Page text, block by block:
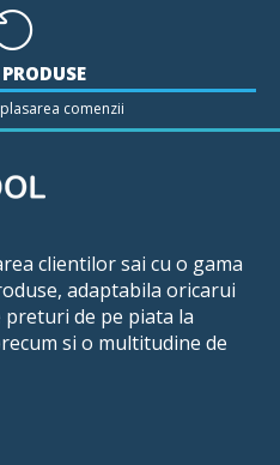
comenzii
clientilor sai cu o gama
adaptabila oricarui
preturi de pe piata la
si o multitudine de